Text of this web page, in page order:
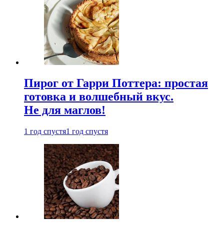
Пирог от Гарри Поттера: простая
готовка и волшебный вкус.
Не для маглов!
1 год спустя1 год спустя